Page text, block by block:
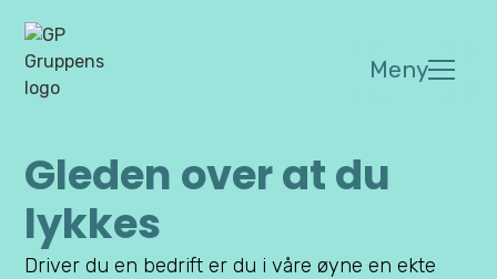
Meny
Gleden over at du
lykkes
Driver du en bedrift er du i våre øyne en ekte